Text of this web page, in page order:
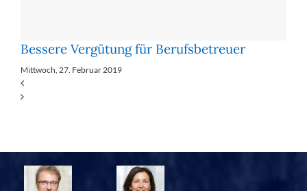
Bessere Vergütung für Berufsbetreuer
Mittwoch, 27. Februar 2019